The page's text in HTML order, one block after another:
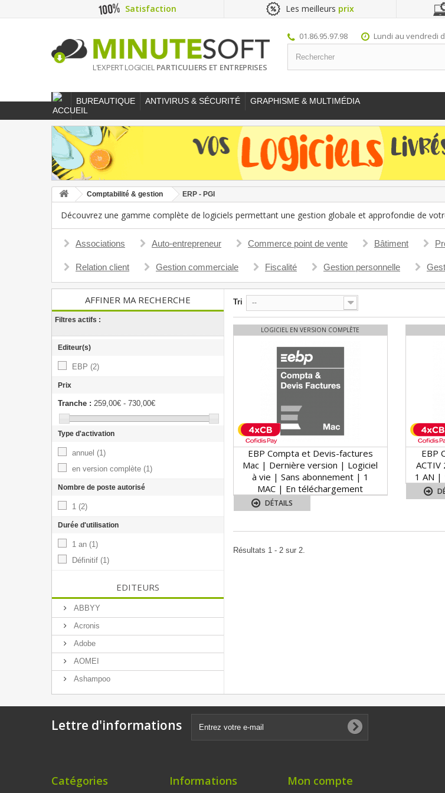
Satisfaction Les meilleurs prix
L'EXPERT LOGICIEL PARTICULIERS ET ENTREPRISES
01.86.95.97.98 Lundi au vendredi
BUREAUTIQUE ANTIVIRUS & SÉCURITÉ GRAPHISME & MULTIMÉDIA
Comptabilité & gestion ERP - PGI
Découvrez une gamme complète de logiciels permettant une gestion globale et approfondie de
Associations Auto-entrepreneur Commerce point de vente Bâtiment
Relation client Gestion commerciale Fiscalité Gestion personnelle
AFFINER MA RECHERCHE
Filtres actifs :
Editeur(s)
EBP (2)
Prix
Tranche : 259,00€ - 730,00€
Type d'activation
annuel (1)
en version complète (1)
Nombre de poste autorisé
1 (2)
Durée d'utilisation
1 an (1)
Définitif (1)
EDITEURS
ABBYY
Acronis
Adobe
AOMEI
Ashampoo
Tri --
LOGICIEL EN VERSION COMPLÈTE
EBP Compta et Devis-factures
Mac | Dernière version | Logiciel
à vie | Sans abonnement | 1
MAC | En téléchargement
DÉTAILS
EBP
1 AN |
Résultats 1 - 2 sur 2.
Lettre d'informations
Catégories Informations Mon compte